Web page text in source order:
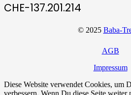
CHE-137.201.214
© 2025 Baba-
AGB
Impressum
Diese Website verwendet Cookies, um
verbessern. Wenn Du diese Seite weiter